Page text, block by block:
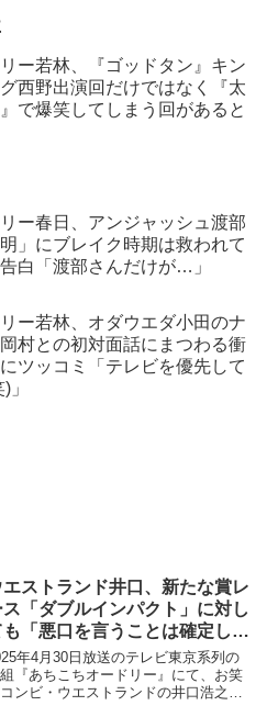
ー若林、『ゴッドタン』キン
西野出演回だけではなく『太
で爆笑してしまう回があると
ー春日、アンジャッシュ渡部
」にブレイク時期は救われて
白「渡部さんだけが…」
ー若林、オダウエダ小田のナ
村との初対面話にまつわる衝
ツッコミ「テレビを優先して
」
エストランド井口、新たな賞レ
ス「ダブルインパクト」に対し
も「悪口を言うことは確定して
る」
年4月30日放送のテレビ東京系列の
『あちこちオードリー』にて、お笑
ンビ・ウエストランドの井口浩之